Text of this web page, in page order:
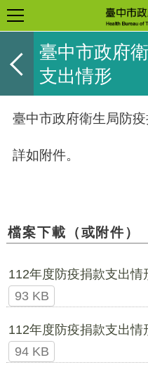
臺中市政府
支出情形
臺中市政府衛生局防
詳如附件。
檔案下載（或附件）
112年度防疫捐款支出情
93 KB
112年度防疫捐款支出情
94 KB